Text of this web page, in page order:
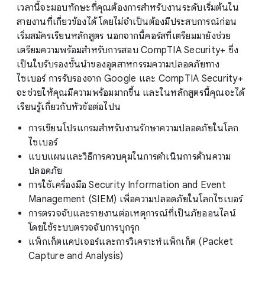
เวลานี้จะมอบทักษะที่คุณต้องการสำหรับงานระดับเริ่มต้นใน
สายงานที่เกี่ยวข้องได้ โดยไม่จำเป็นต้องมีประสบการณ์ก่อน
เริ่มสมัครเรียนหลักสูตร นอกจากนี้คอร์สที่เตรียมมายังช่วย
เตรียมความพร้อมสำหรับการสอบ CompTIA Security+ ซึ่ง
เป็นใบรับรองชั้นนำของอุตสาหกรรมความปลอดภัยทาง
ไซเบอร์ การรับรองจาก Google และ CompTIA Security+
จะช่วยให้คุณมีความพร้อมมากขึ้น และในหลักสูตรนี้คุณจะได้
เรียนรู้เกี่ยวกับหัวข้อต่อไปน
การเขียนโปรแกรมสำหรับงานรักษาความปลอดภัยในโลก
ไซเบอร์
แบบแผนและวิธีการควบคุมในการดำเนินการด้านความ
ปลอดภัย
การใช้เครื่องมือ Security Information and Event
Management (SIEM) เพื่อความปลอดภัยในโลกไซเบอร์
การตรวจจับและรายงานต่อเหตุการณ์ที่เป็นภัยออนไลน์
โดยใช้ระบบตรวจจับการบุกรุก
แพ็กเก็ตแคปเจอร์และการวิเคราะห์แพ็กเก็ต (Packet
Capture and Analysis)